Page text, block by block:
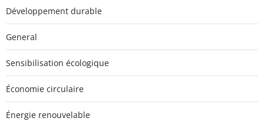
Développement durable
General
Sensibilisation écologique
Économie circulaire
Énergie renouvelable